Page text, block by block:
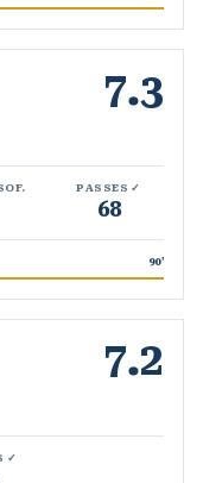
7.3
PASSES ✓
68
90'
7.2
✓